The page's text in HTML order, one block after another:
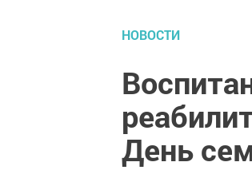
НОВОСТИ
День